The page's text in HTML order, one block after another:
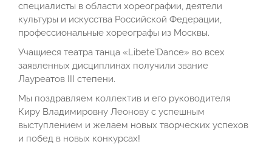
специалисты в области хореографии, деятели
культуры и искусства Российской Федерации,
профессиональные хореографы из Москвы.
Учащиеся театра танца «Libete`Dance» во всех
заявленных дисциплинах получили звание
Лауреатов III степени.
Мы поздравляем коллектив и его руководителя
Киру Владимировну Леонову с успешным
выступлением и желаем новых творческих успехов
и побед в новых конкурсах!